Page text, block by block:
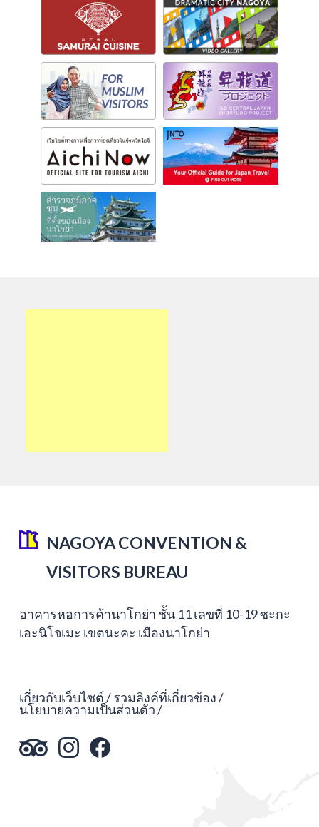
NAGOYA CONVENTION &
VISITORS BUREAU
อาคารหอการค้านาโกย่า ชั้น 11 เลขที่ 10-19 ซะกะ
เอะนิโจเมะ เขตนะคะ เมืองนาโกย่า
เกี่ยวกับเว็บไซต์ รวมลิงค์ที่เกี่ยวข้อง
นโยบายความเป็นส่วนตัว